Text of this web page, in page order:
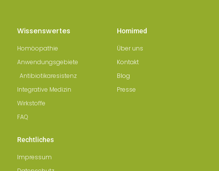
Wissenswertes
Homöopathie
Anwendungsgebiete
Antibiotikaresistenz
Integrative Medizin
Wirkstoffe
FAQ
Homimed
Über uns
Kontakt
Blog
Presse
Rechtliches
Impressum